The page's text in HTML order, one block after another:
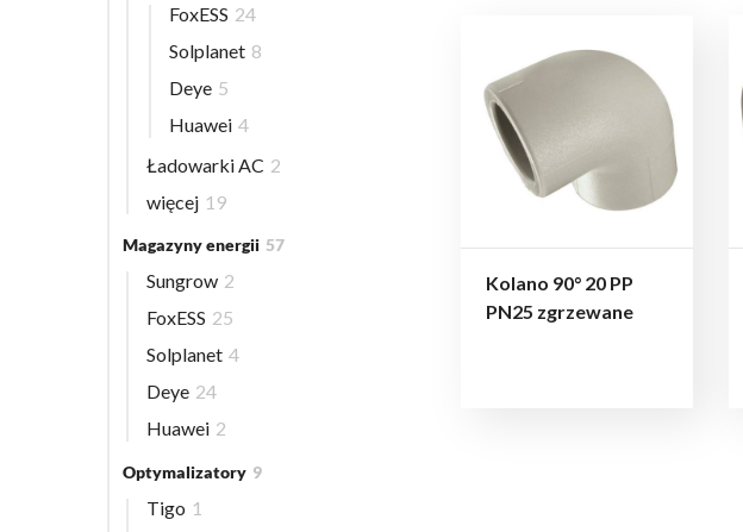
Kolano 90° 20 PP
PN25 zgrzewane
FoxESS 24
Solplanet 8
Deye 5
Huawei 4
Ładowarki AC 2
więcej 19
Magazyny energii 57
Sungrow 2
FoxESS 25
Solplanet 4
Deye 24
Huawei 2
Optymalizatory 9
Tigo 1